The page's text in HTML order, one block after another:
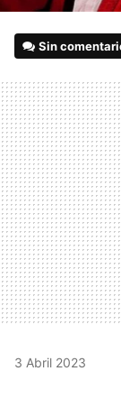
Sin
3 Abril 2023